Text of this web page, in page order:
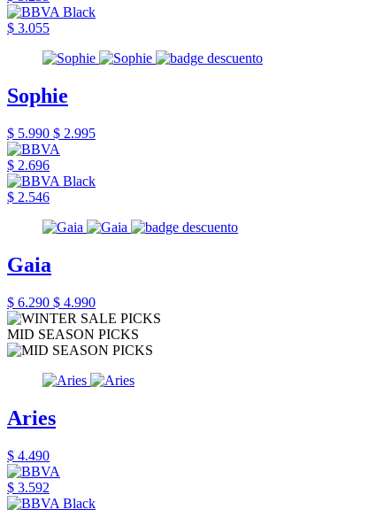
$ 3.055
Sophie
$ 5.990 $ 2.995
$ 2.696
$ 2.546
Gaia
$ 6.290 $ 4.990
MID SEASON PICKS
Aries
$ 4.490
$ 3.592